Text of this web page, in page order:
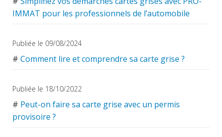
IMMAT pour les professionnels de l’automobile
Publiée le 09/08/2024
# Comment lire et comprendre sa carte grise ?
Publiée le 18/10/2022
# Peut-on faire sa carte grise avec un permis
provisoire ?